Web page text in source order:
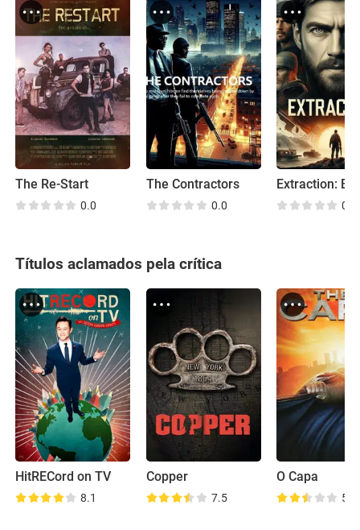
The Re-Start
0.0
The Contractors
0.0 0.0
Títulos aclamados pela crítica
HitRECord on TV
8.1
Copper
7.5
O Capa
5.7